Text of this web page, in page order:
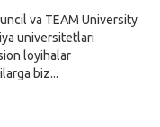
va TEAM University
universitetlari
loyihalar
biz...